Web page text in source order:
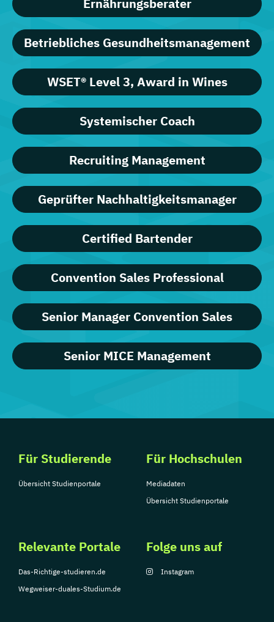
Betriebliches Gesundheitsmanagement
WSET® Level 3, Award in Wines
Systemischer Coach
Recruiting Management
Geprüfter Nachhaltigkeitsmanager
Certified Bartender
Convention Sales Professional
Senior Manager Convention Sales
Senior MICE Management
Für Studierende
Übersicht Studienportale
Für Hochschulen
Mediadaten
Übersicht Studienportale
Relevante Portale
Das-Richtige-studieren.de
Wegweiser-duales-Studium.de
Folge uns auf
Instagram